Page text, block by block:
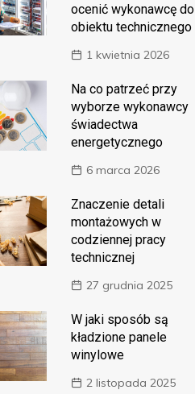
ocenić wykonawcę do
obiektu technicznego
1 kwietnia 2026
Na co patrzeć przy
wyborze wykonawcy
świadectwa
energetycznego
6 marca 2026
Znaczenie detali
montażowych w
codziennej pracy
technicznej
27 grudnia 2025
W jaki sposób są
kładzione panele
winylowe
2 listopada 2025